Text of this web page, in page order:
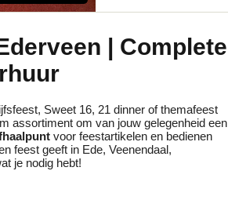
| Complete
Sweet 16, 21 dinner of themafeest
assortiment om van jouw gelegenheid een
voor feestartikelen en bedienen
feest geeft in Ede, Veenendaal,
je nodig hebt!